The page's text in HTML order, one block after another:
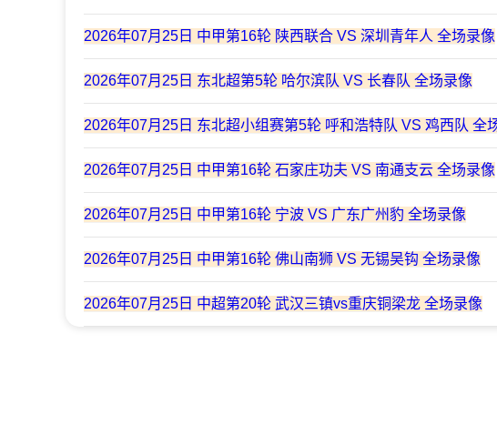
2026年07月25日 中甲第16轮 陕西联合 VS 深圳青年人 全场录像
2026年07月25日 东北超第5轮 哈尔滨队 VS 长春队 全场录像
2026年07月25日 东北超小组赛第5轮 呼和浩特队 VS 鸡西队 全
2026年07月25日 中甲第16轮 石家庄功夫 VS 南通支云 全场录像
2026年07月25日 中甲第16轮 宁波 VS 广东广州豹 全场录像
2026年07月25日 中甲第16轮 佛山南狮 VS 无锡吴钩 全场录像
2026年07月25日 中超第20轮 武汉三镇vs重庆铜梁龙 全场录像